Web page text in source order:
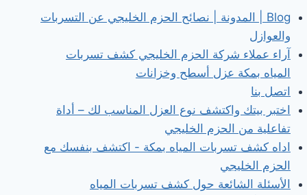
Blog | المدونة | نصائح الحزم الخليجي عن التسربات
والعوازل
آراء عملاء شركة الحزم الخليجي كشف تسربات
المياه بمكة عزل أسطح وخزانات
اتصل بنا
اختبر بيتك واكتشف نوع العزل المناسب لك – أداة
تفاعلية من الحزم الخليجي
اداه كشف تسربات المياه بمكة - اكتشف بنفسك مع
الحزم الخليجي
الأسئلة الشائعة حول كشف تسربات المياه